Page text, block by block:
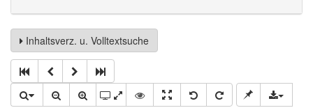
Inhaltsverz. u. Volltextsuche